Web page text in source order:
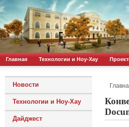
Главная Технологии и Ноу-Хау
Новости
Технологии и Ноу-Хау
Дайджест